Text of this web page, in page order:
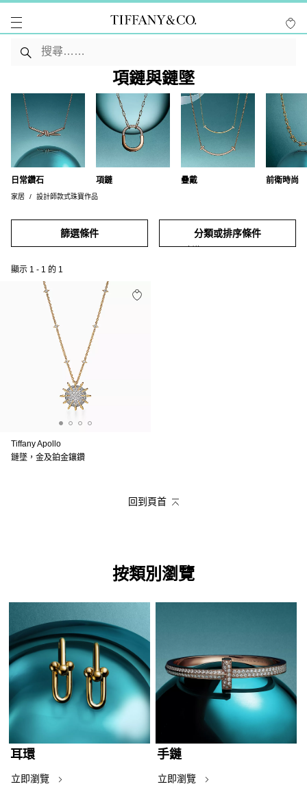
項鏈與鏈墜
日常鑽石 項鏈 疊戴 前衛時尚
家居 設計師款式珠寶作品
篩選條件 分類或排序條件
顯示 1 - 1 的 1
Tiffany Apollo
鏈墜，金及鉑金鑲鑽
回到頁首
按類別瀏覽
耳環
立即瀏覽
手鏈
立即瀏覽